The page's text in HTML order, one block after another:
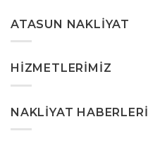
ATASUN NAKLIYAT
HIZMETLERIMIZ
NAKLIYAT HABERLERI